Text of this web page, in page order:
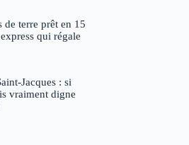
de terre prêt en 15
qui régale
Jacques : si
vraiment digne